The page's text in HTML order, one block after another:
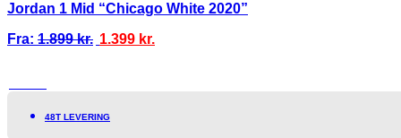
Jordan 1 Mid “Chicago White 2020”
Fra: 1.899kr. 1.399 kr.
48T LEVERING